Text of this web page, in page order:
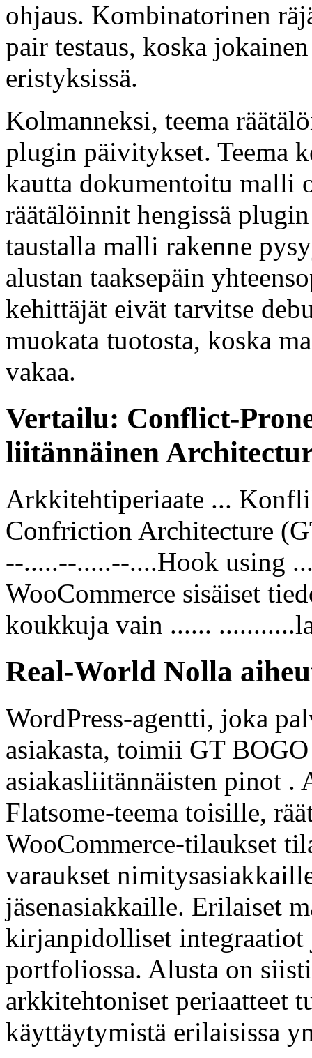
ohjaus. Kombinatorinen
pair testaus, koska
eristyksissä.
Kolmanneksi, teema
plugin päivitykset. Teema
kautta dokumentoitu malli
räätälöinnit hengissä
taustalla malli rakenne
alustan taaksepäin
kehittäjät eivät tarvitse
muokata tuotosta, koska
vakaa.
Vertailu: Conflict-
liitännäinen
Arkkitehtiperiaate ...
Confriction Architecture
--.....--.....--....Hook using
WooCommerce sisäiset
koukkuja vain ......
Real-World Nolla
WordPress-agentti, joka
asiakasta, toimii GT
asiakasliitännäisten pinot .
Flatsome-teema toisille,
WooCommerce-tilaukset
varaukset
jäsenasiakkaille. Erilaiset
kirjanpidolliset
portfoliossa. Alusta on
arkkitehtoniset periaatteet
käyttäytymistä erilaisissa